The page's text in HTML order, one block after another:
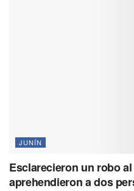
JUNÍN
Esclarecieron un robo
aprehendieron a dos